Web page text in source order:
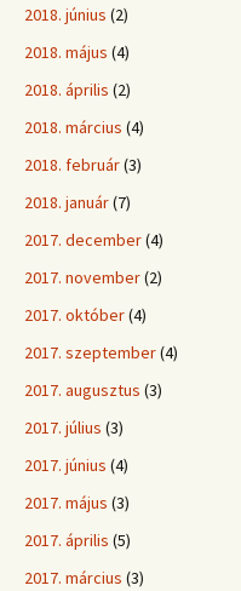
2018. június (2)
2018. május (4)
2018. április (2)
2018. március (4)
2018. február(3)
2018. január(7)
2017. december(4)
2017. november(2)
2017. október(4)
2017. szeptember(4)
2017. augusztus (3)
2017. július (3)
2017. június (4)
2017. május (3)
2017. április (5)
2017. március (3)